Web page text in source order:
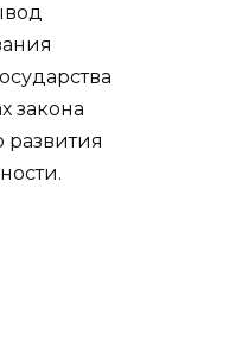
закона
развития